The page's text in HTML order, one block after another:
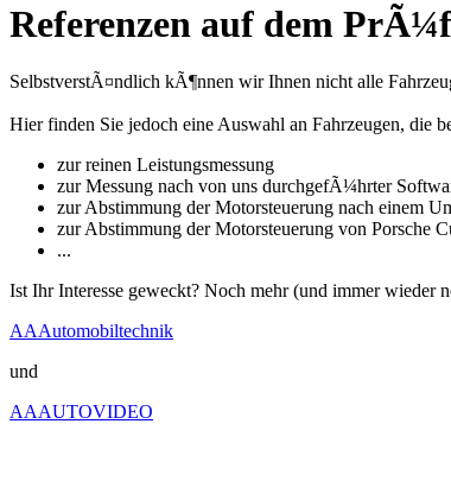
Referenzen auf dem
SelbstverstÃ¤ndlich kÃ¶nnen wir Ihnen nicht alle
Hier finden Sie jedoch eine Auswahl an Fahrzeugen, die
zur reinen Leistungsmessung
zur Messung nach von uns durchgefÃ¼hrter
zur Abstimmung der Motorsteuerung nach einem
zur Abstimmung der Motorsteuerung von Porsche
...
Ist Ihr Interesse geweckt? Noch mehr (und immer wieder
AAAutomobiltechnik
und
AAAUTOVIDEO